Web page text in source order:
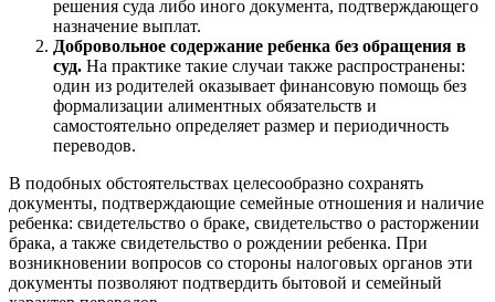
решения суда либо иного документа, подтверждающего
назначение выплат.
Добровольное содержание ребенка без обращения в
суд. На практике такие случаи также распространены:
один из родителей оказывает финансовую помощь без
формализации алиментных обязательств и
самостоятельно определяет размер и периодичность
переводов.
В подобных обстоятельствах целесообразно сохранять
документы, подтверждающие семейные отношения и наличие
ребенка: свидетельство о браке, свидетельство о расторжении
брака, а также свидетельство о рождении ребенка. При
возникновении вопросов со стороны налоговых органов эти
документы позволяют подтвердить бытовой и семейный